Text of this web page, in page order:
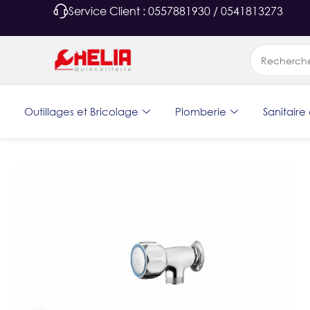
Service Client : 0557881930 / 0541813273
Outillages et Bricolage Plomberie